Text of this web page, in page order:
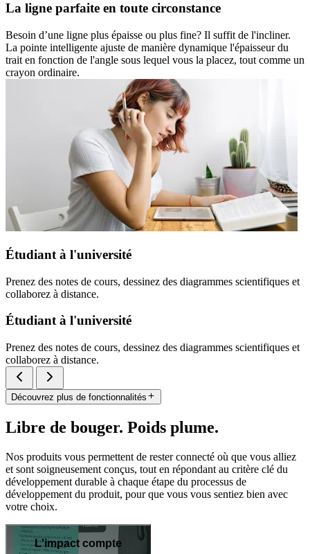
La ligne parfaite en toute circonstance
Besoin d’une ligne plus épaisse ou plus fine? Il suffit de l'incliner.
La pointe intelligente ajuste de manière dynamique l'épaisseur du
trait en fonction de l'angle sous lequel vous la placez, tout comme un
crayon ordinaire.
Étudiant à l'université
Prenez des notes de cours, dessinez des diagrammes scientifiques et
collaborez à distance.
Étudiant à l'université
Prenez des notes de cours, dessinez des diagrammes scientifiques et
collaborez à distance.
Découvrez plus de fonctionnalités
Libre de bouger. Poids plume.
Nos produits vous permettent de rester connecté où que vous alliez
et sont soigneusement conçus, tout en répondant au critère clé du
développement durable à chaque étape du processus de
développement du produit, pour que vous vous sentiez bien avec
votre choix.
L'impact compte